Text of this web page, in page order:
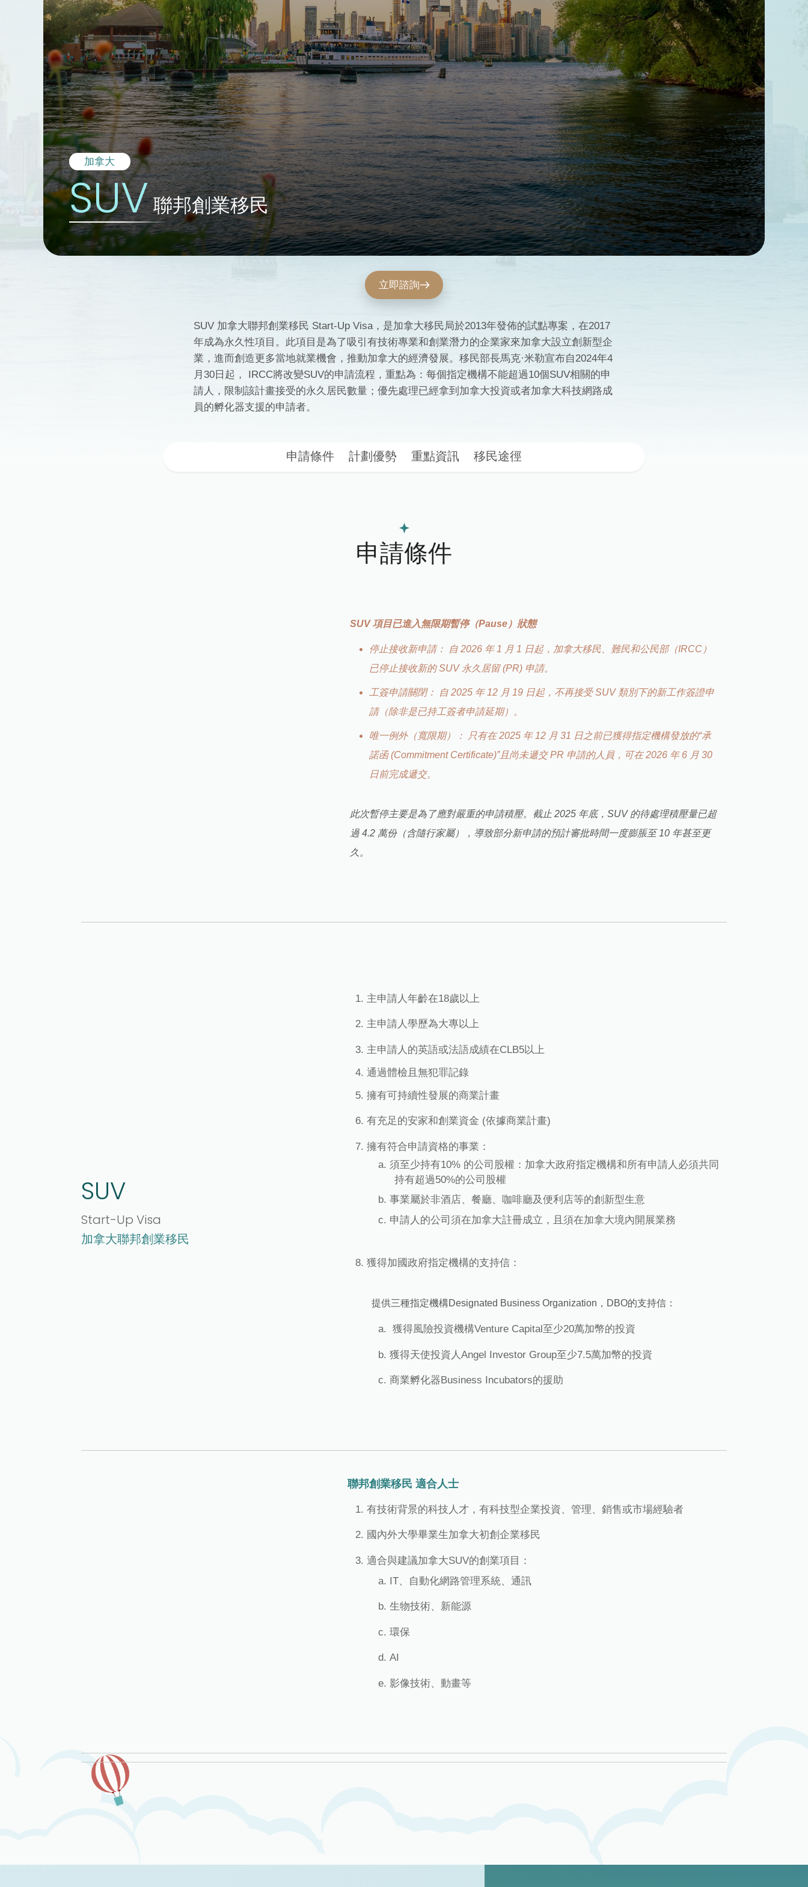
加拿大
SUV 聯邦創業移民
立即諮詢
SUV 加拿大聯邦創業移民 Start-Up Visa，是加拿大移民局於2013年發佈的試點專案，在2017
年成為永久性項目。此項目是為了吸引有技術專業和創業潛力的企業家來加拿大設立創新型企
業，進而創造更多當地就業機會，推動加拿大的經濟發展。移民部長馬克·米勒宣布自2024年4
月30日起， IRCC將改變SUV的申請流程，重點為：每個指定機構不能超過10個SUV相關的申
請人，限制該計畫接受的永久居民數量；優先處理已經拿到加拿大投資或者加拿大科技網路成
員的孵化器支援的申請者。
申請條件 計劃優勢 重點資訊 移民途徑
申請條件
SUV 項目已進入無限期暫停（Pause）狀態
停止接收新申請： 自 2026 年 1 月 1 日起，加拿大移民、難民和公民部（IRCC）
已停止接收新的 SUV 永久居留 (PR) 申請。
工簽申請關閉： 自 2025 年 12 月 19 日起，不再接受 SUV 類別下的新工作簽證申
請（除非是已持工簽者申請延期）。
唯一例外（寬限期）： 只有在 2025 年 12 月 31 日之前已獲得指定機構發放的“承
諾函 (Commitment Certificate)”且尚未遞交 PR 申請的人員，可在 2026 年 6 月 30
日前完成遞交。
此次暫停主要是為了應對嚴重的申請積壓。截止 2025 年底，SUV 的待處理積壓量已超
過 4.2 萬份（含隨行家屬），導致部分新申請的預計審批時間一度膨脹至 10 年甚至更
久。
SUV
Start-Up Visa
加拿大聯邦創業移民
主申請人年齡在18歲以上
主申請人學歷為大專以上
主申請人的英語或法語成績在CLB5以上
通過體檢且無犯罪記錄
擁有可持續性發展的商業計畫
有充足的安家和創業資金 (依據商業計畫)
擁有符合申請資格的事業：
須至少持有10% 的公司股權：加拿大政府指定機構和所有申請人必須共同
持有超過50%的公司股權
事業屬於非酒店、餐廳、咖啡廳及便利店等的創新型生意
申請人的公司須在加拿大註冊成立，且須在加拿大境內開展業務
獲得加國政府指定機構的支持信：
提供三種指定機構Designated Business Organization，DBO的支持信：
獲得風險投資機構Venture Capital至少20萬加幣的投資
獲得天使投資人Angel Investor Group至少7.5萬加幣的投資
商業孵化器Business Incubators的援助
聯邦創業移民 適合人士
有技術背景的科技人才，有科技型企業投資、管理、銷售或市場經驗者
國內外大學畢業生加拿大初創企業移民
適合與建議加拿大SUV的創業項目：
IT、自動化網路管理系統、通訊
生物技術、新能源
環保
AI
影像技術、動畫等